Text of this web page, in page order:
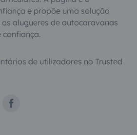
e propõe uma solução
alugueres de autocaravanas
de utilizadores no Trusted
Facebook